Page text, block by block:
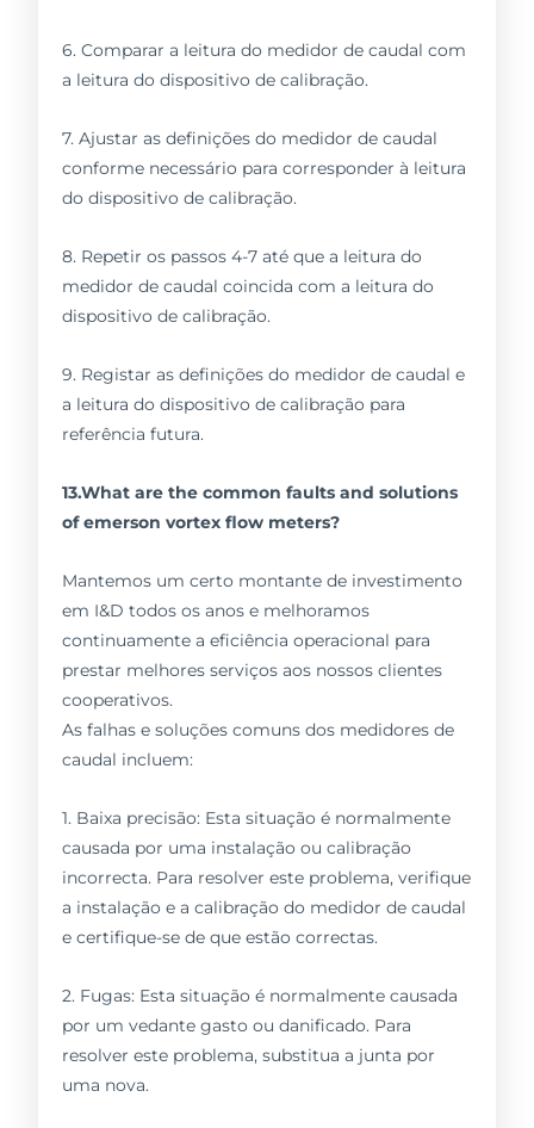
6. Comparar a leitura do medidor de caudal com
a leitura do dispositivo de calibração.
7. Ajustar as definições do medidor de caudal
conforme necessário para corresponder à leitura
do dispositivo de calibração.
8. Repetir os passos 4-7 até que a leitura do
medidor de caudal coincida com a leitura do
dispositivo de calibração.
9. Registar as definições do medidor de caudal e
a leitura do dispositivo de calibração para
referência futura.
13.What are the common faults and solutions
of emerson vortex flow meters?
Mantemos um certo montante de investimento
em I&D todos os anos e melhoramos
continuamente a eficiência operacional para
prestar melhores serviços aos nossos clientes
cooperativos.
As falhas e soluções comuns dos medidores de
caudal incluem:
1. Baixa precisão: Esta situação é normalmente
causada por uma instalação ou calibração
incorrecta. Para resolver este problema, verifique
a instalação e a calibração do medidor de caudal
e certifique-se de que estão correctas.
2. Fugas: Esta situação é normalmente causada
por um vedante gasto ou danificado. Para
resolver este problema, substitua a junta por
uma nova.